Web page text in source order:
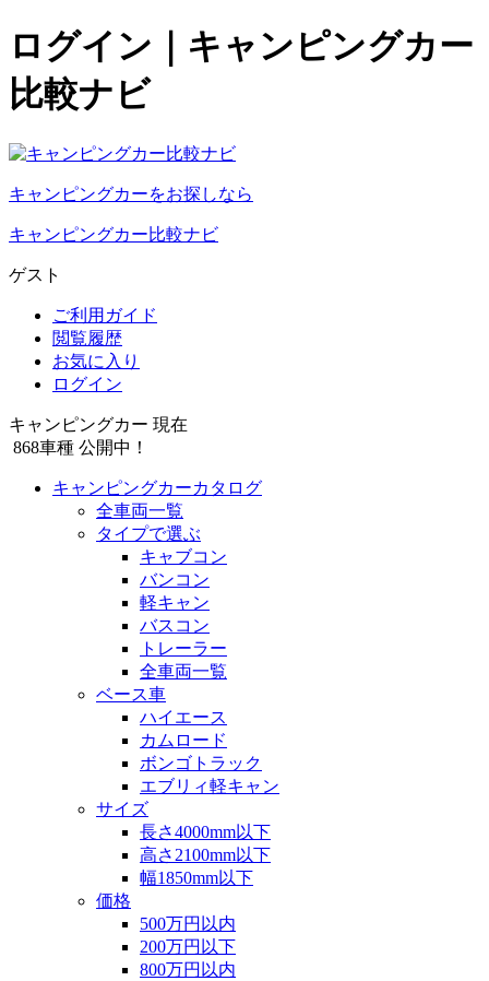
ログイン｜キャンピングカー
比較ナビ
キャンピングカーをお探しなら
キャンピングカー比較ナビ
ゲスト
ご利用ガイド
閲覧履歴
お気に入り
ログイン
キャンピングカー 現在
868車種 公開中！
キャンピングカーカタログ
全車両一覧
タイプで選ぶ
キャブコン
バンコン
軽キャン
バスコン
トレーラー
全車両一覧
ベース車
ハイエース
カムロード
ボンゴトラック
エブリィ軽キャン
サイズ
長さ4000mm以下
高さ2100mm以下
幅1850mm以下
価格
500万円以内
200万円以下
800万円以内